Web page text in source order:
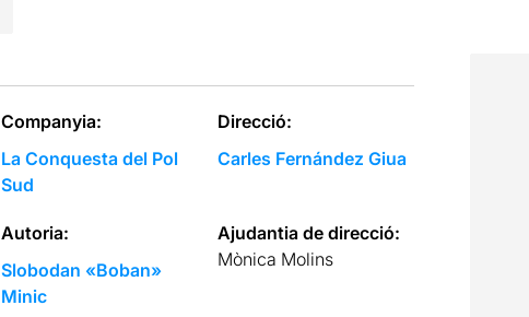
Companyia:
La Conquesta del Pol
Sud
Direcció:
Carles Fernández Giua
Autoria:
Slobodan «Boban»
Minic
Ajudantia de direcció:
Mònica Molins